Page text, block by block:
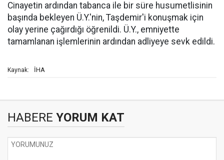
Cinayetin ardından tabanca ile bir süre husumetlisinin
başında bekleyen Ü.Y.'nin, Taşdemir'i konuşmak için
olay yerine çağırdığı öğrenildi. Ü.Y., emniyette
tamamlanan işlemlerinin ardından adliyeye sevk edildi.
Kaynak: İHA
HABERE YORUM KAT